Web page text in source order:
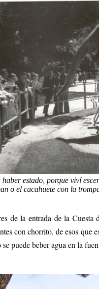
estado, porque viví
o el cacahuete con la
de la entrada de la Cuesta
con chorrito, de esos que
puede beber agua en la